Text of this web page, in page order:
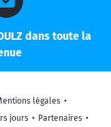
dans toute la
légales •
jours • Partenaires •